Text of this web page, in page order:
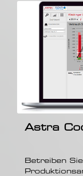
Astra
Betreiben